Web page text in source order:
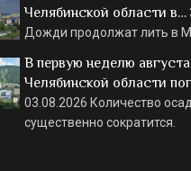
Челябинской области в…
Дожди продолжат лить в
В первую неделю
Челябинской области
03.08.2026 Количество
существенно сократится.